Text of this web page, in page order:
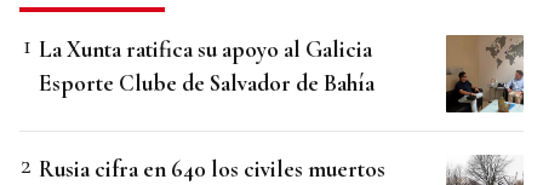
La Xunta ratifica su apoyo al Galicia
Esporte Clube de Salvador de Bahía
Rusia cifra en 640 los civiles muertos